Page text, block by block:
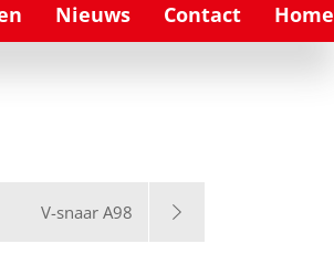
Nieuws Contact Home
V-snaar A98